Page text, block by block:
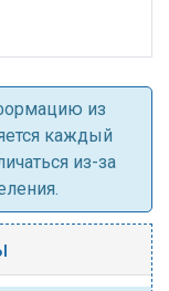
из
каждый
из-за